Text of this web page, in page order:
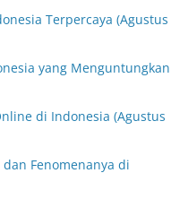
Terpercaya (Agustus
yang Menguntungkan
di Indonesia (Agustus
Fenomenanya di